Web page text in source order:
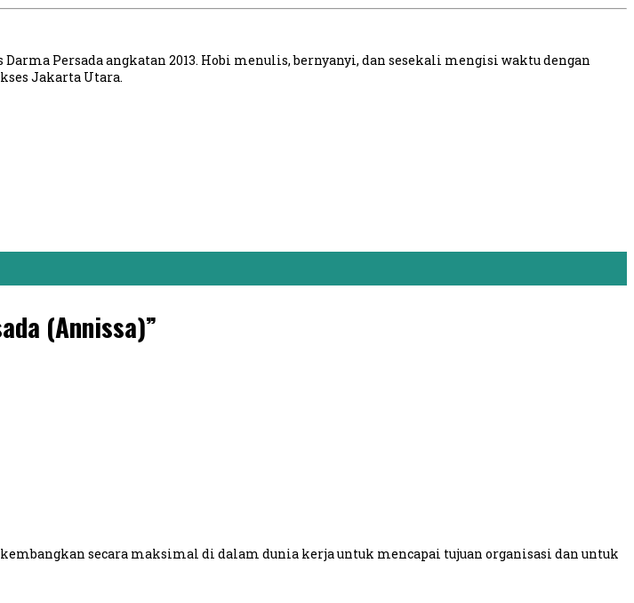
Persada angkatan 2013. Hobi menulis, bernyanyi, dan sesekali mengisi waktu dengan
Jakarta Utara.
(Annissa)”
secara maksimal di dalam dunia kerja untuk mencapai tujuan organisasi dan untuk